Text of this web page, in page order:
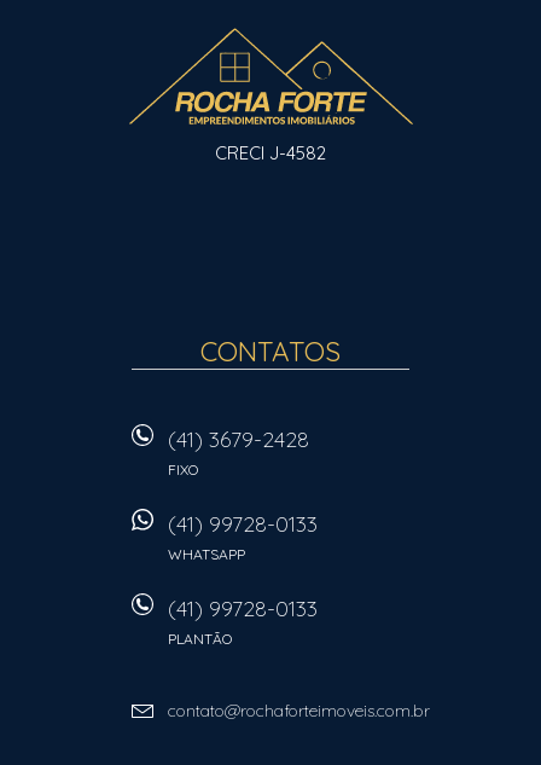
CRECI J-4582
CONTATOS
(41) 3679-2428
FIXO
(41) 99728-0133
WHATSAPP
(41) 99728-0133
PLANTÃO
contato@rochaforteimoveis.com.br